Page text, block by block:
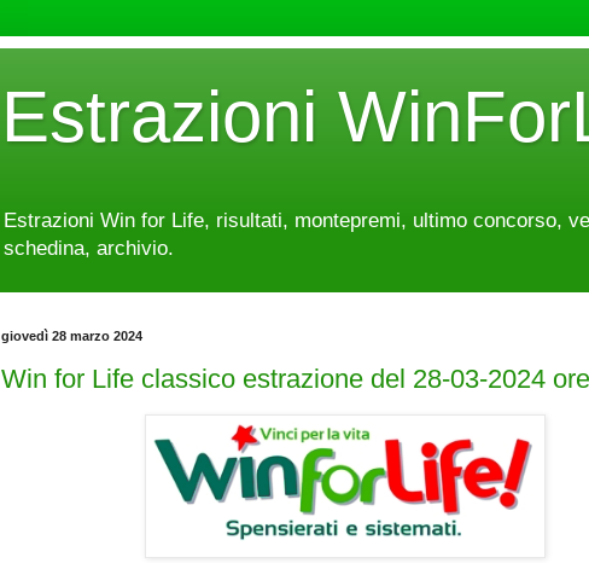
Estrazioni
Estrazioni Win for Life, risultati, montepremi, ultimo concorso,
schedina, archivio.
giovedì 28 marzo 2024
Win for Life classico estrazione del 28-03-2024